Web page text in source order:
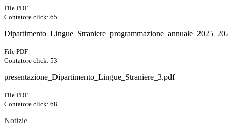
File PDF
Contatore click: 65
File PDF
Contatore click: 53
presentazione_Dipartimento_Lingue_Straniere_3.pdf
File PDF
Contatore click: 68
Notizie